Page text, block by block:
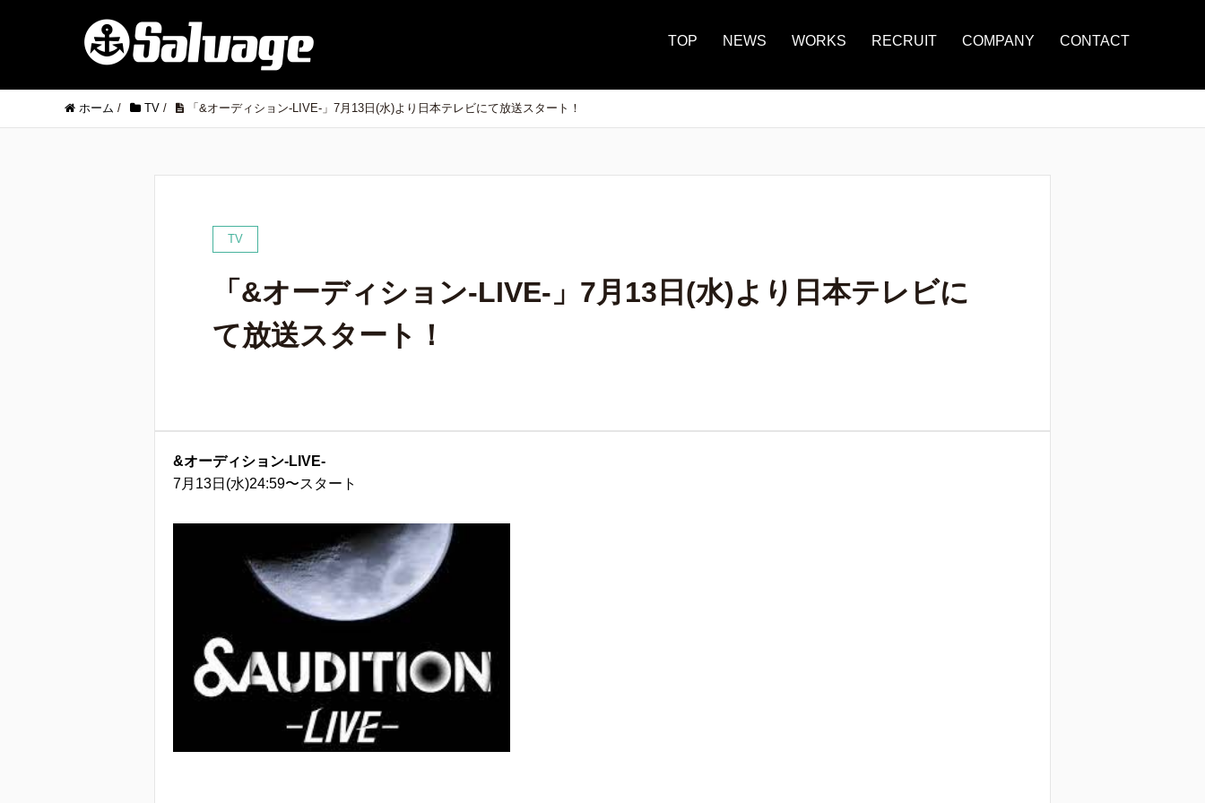
TOP NEWS WORKS RECRUIT COMPANY CONTACT
ホーム / TV / 「&オーディション-LIVE-」7月13日(水)より日本テレビにて放送スタート！
TV
「&オーディション-LIVE-」7月13日(水)より日本テレビに
て放送スタート！
&オーディション-LIVE-
7月13日(水)24:59〜スタート